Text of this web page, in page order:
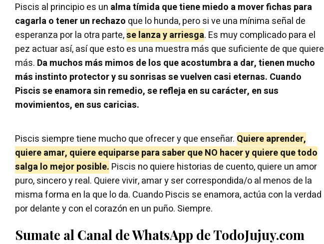
Piscis al principio es un alma tímida que tiene miedo a mover fichas para
cagarla o tener un rechazo que lo hunda, pero si ve una mínima señal de
esperanza por la otra parte,se lanza y arriesga. Es muy complicado para el
pez actuar así, así que esto es una muestra más que suficiente de que quiere
más. Da muchos más mimos de los que acostumbra a dar, tienen mucho
más instinto protector y su sonrisas se vuelven casi eternas. Cuando
Piscis se enamora sin remedio, se refleja en su carácter, en sus
movimientos, en sus caricias.
Piscis siempre tiene mucho que ofrecer y que enseñar. Quiere aprender,
quiere amar, quiere equiparse para saber que NO hacer y quiere que todo
salga lo mejor posible. Piscis no quiere historias de cuento, quiere un amor
puro, sincero y real. Quiere vivir, amar y ser correspondida/o al menos de la
misma forma en la que lo da. Cuando Piscis se enamora, actúa con la verdad
por delante y con el corazón en un puño. Siempre.
Sumate al Canal de WhatsApp de TodoJujuy.com